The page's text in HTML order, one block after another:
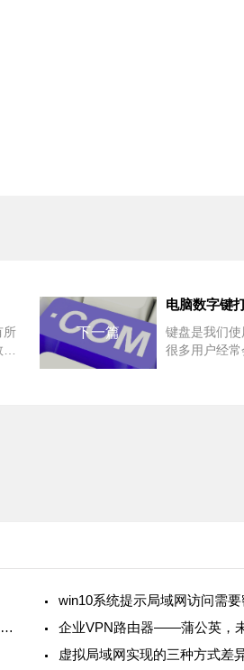
所
下一篇
键盘是我们使
很多用户经常
两台电脑怎么连接局域网？靠谱的第三方工具实现组网方案
企业VPN路由器——蒲公英，
虚拟局域网实现的三种方式差